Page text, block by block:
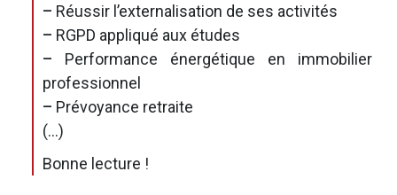
– Réussir l’externalisation de ses activités
– RGPD appliqué aux études
– Performance énergétique en immobilier
professionnel
– Prévoyance retraite
(...)
Bonne lecture !